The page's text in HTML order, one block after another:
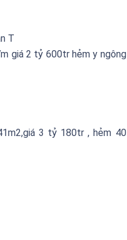
T
giá 2 tỷ 600tr hẻm y ngông
3 tỷ 180tr , hẻm 40